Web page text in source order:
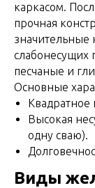
каркасом.
прочная
значительные
слабонесущих
песчаные и
Основные
Квадратное
Высокая
одну сваю).
Виды